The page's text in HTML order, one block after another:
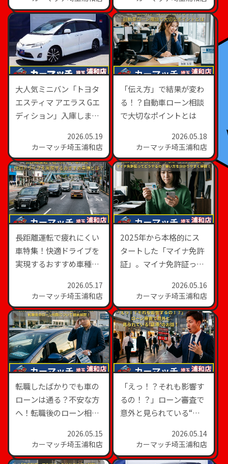
大人気ミニバン「トヨタ
エスティマ アエラス Gエ
ディション」入庫しまし
2026.05.19
カーマッチ埼玉浦和店
「伝え方」で結果が変わ
る！？自動車ローン相談
で大切なポイントとは
2026.05.18
カーマッチ埼玉浦和店
長距離運転で疲れにくい
車特集！快適ドライブを
実現するおすすめ車種と
2026.05.17
カーマッチ埼玉浦和店
2025年から本格的にス
タートした「マイナ免許
証」。マイナ免許証って
かりやすく解説！2026.05.16
カーマッチ埼玉浦和店
転職したばかりでも車の
ローンは通る？不安な方
へ！転職後のローン相談
2026.05.15
カーマッチ埼玉浦和店
「えっ！？それも影響す
るの！？」ローン審査で
意外と見られている“延
2026.05.14
カーマッチ埼玉浦和店